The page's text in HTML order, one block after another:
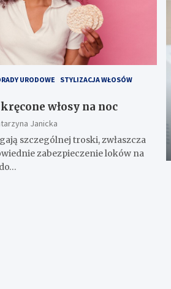
URODOWE
STYLIZACJA WŁOSÓW
włosy na noc
Janicka
szczególnej troski, zwłaszcza
zabezpieczenie loków na